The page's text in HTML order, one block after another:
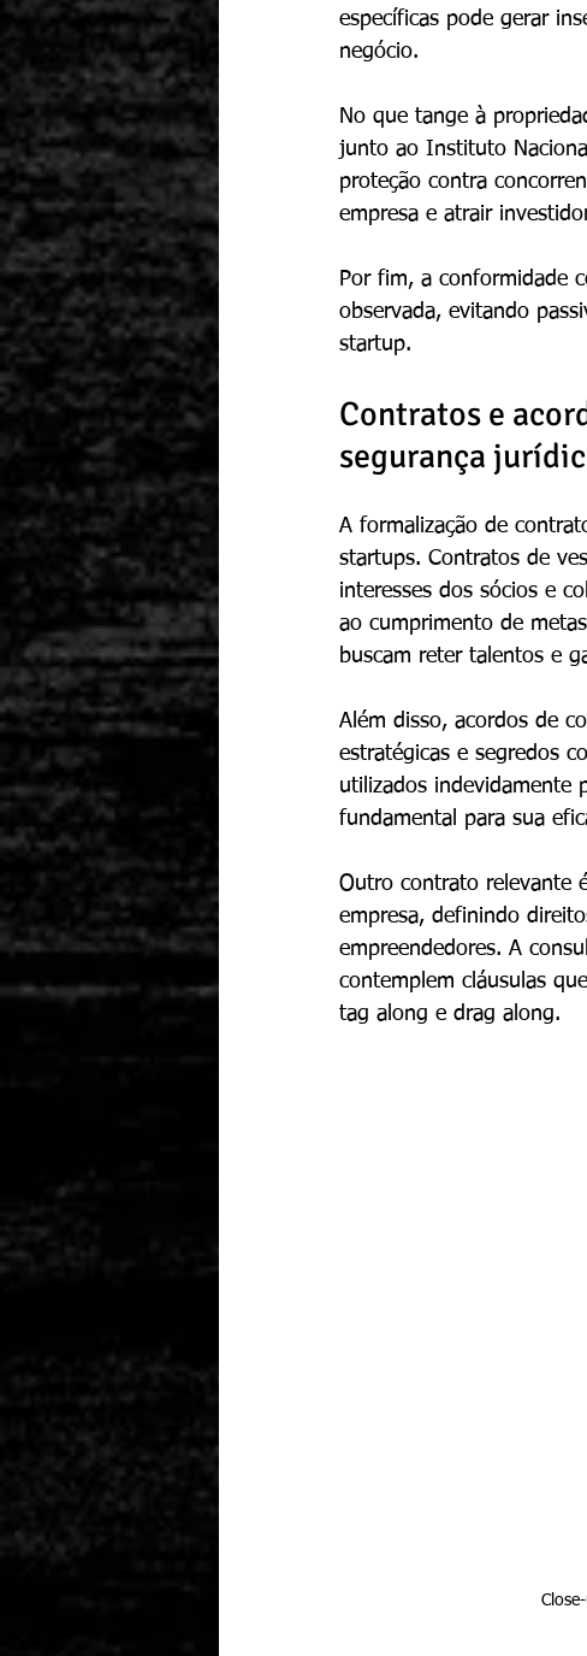
específicas pode gerar
negócio.
No que tange à
junto ao Instituto
proteção contra
empresa e atrair
Por fim, a conformidade
observada, evitando
startup.
Contratos e
segurança
A formalização de
startups. Contratos de
interesses dos sócios e
ao cumprimento de
buscam reter talentos e
Além disso, acordos de
estratégicas e segredos
utilizados indevidamente
fundamental para sua
Outro contrato relevante
empresa, definindo
empreendedores. A
contemplem cláusulas
tag along e drag along.